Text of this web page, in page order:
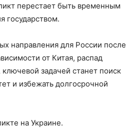
перестает быть временным
государством.
направления для России после
от Китая, распад
задачей станет поиск
и избежать долгосрочной
на Украине.